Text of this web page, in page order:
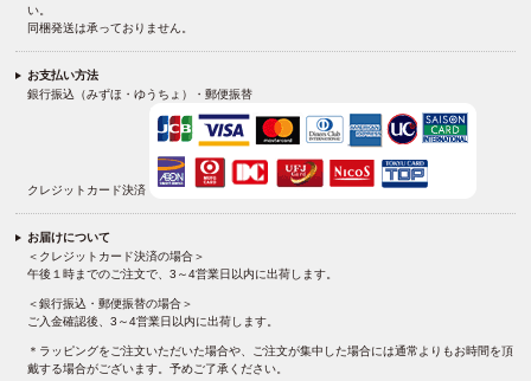
い。
同梱発送は承っておりません。
お支払い方法
銀行振込（みずほ・ゆうちょ）・郵便振替
クレジットカード決済
お届けについて
＜クレジットカード決済の場合＞
午後１時までのご注文で、3～4営業日以内に出荷します。
＜銀行振込・郵便振替の場合＞
ご入金確認後、3～4営業日以内に出荷します。
＊ラッピングをご注文いただいた場合や、ご注文が集中した場合には通常よりもお時間を頂
戴する場合がございます。予めご了承ください。